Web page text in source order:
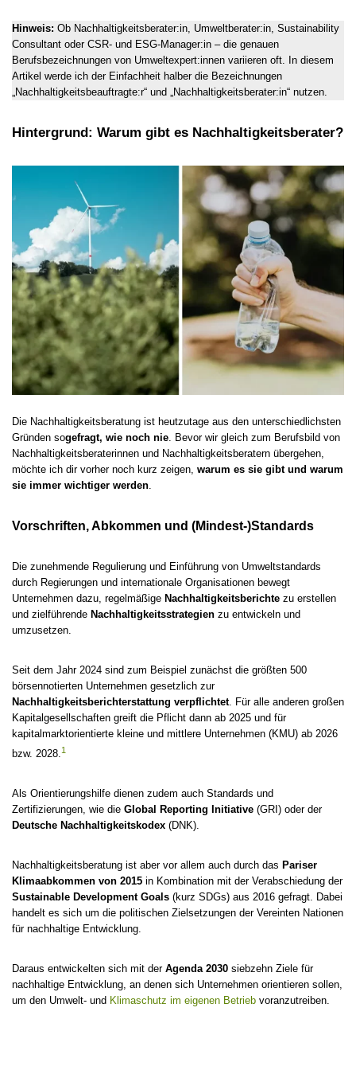
Hinweis: Ob Nachhaltigkeitsberater:in, Umweltberater:in, Sustainability
Consultant oder CSR- und ESG-Manager:in – die genauen
Berufsbezeichnungen von Umweltexpert:innen variieren oft. In diesem
Artikel werde ich der Einfachheit halber die Bezeichnungen
„Nachhaltigkeitsbeauftragte:r“ und „Nachhaltigkeitsberater:in“ nutzen.
Hintergrund: Warum gibt es Nachhaltigkeitsberater?
Die Nachhaltigkeitsberatung ist heutzutage aus den unterschiedlichsten
Gründen sogefragt, wie noch nie . Bevor wir gleich zum Berufsbild von
Nachhaltigkeitsberaterinnen und Nachhaltigkeitsberatern übergehen,
möchte ich dir vorher noch kurz zeigen, warum es sie gibt und warum
sie immer wichtiger werden
Vorschriften, Abkommen und (Mindest-)Standards
Die zunehmende Regulierung und Einführung von Umweltstandards
durch Regierungen und internationale Organisationen bewegt
Unternehmen dazu, regelmäßige Nachhaltigkeitsberichte zu erstellen
und zielführende Nachhaltigkeitsstrategien zu entwickeln und
umzusetzen.
Seit dem Jahr 2024 sind zum Beispiel zunächst die größten 500
börsennotierten Unternehmen gesetzlich zur
Nachhaltigkeitsberichterstattung verpflichtet. Für alle anderen großen
Kapitalgesellschaften greift die Pflicht dann ab 2025 und für
kapitalmarktorientierte kleine und mittlere Unternehmen (KMU) ab 2026
bzw. 2028.1
Als Orientierungshilfe dienen zudem auch Standards und
Zertifizierungen, wie die Global Reporting Initiative (GRI) oder der
Deutsche Nachhaltigkeitskodex (DNK).
Nachhaltigkeitsberatung ist aber vor allem auch durch das Pariser
Klimaabkommen von 2015 in Kombination mit der Verabschiedung der
Sustainable Development Goals (kurz SDGs) aus 2016 gefragt. Dabei
handelt es sich um die politischen Zielsetzungen der Vereinten Nationen
für nachhaltige Entwicklung.
Daraus entwickelten sich mit der Agenda 2030 siebzehn Ziele für
nachhaltige Entwicklung, an denen sich Unternehmen orientieren sollen,
um den Umwelt- und Klimaschutz im eigenen Betrieb voranzutreiben.